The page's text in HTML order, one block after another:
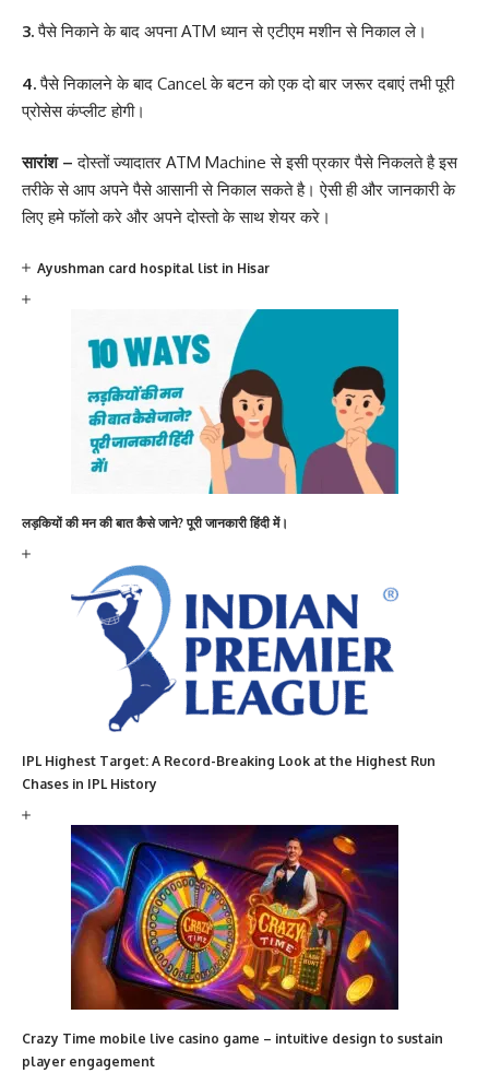
3.पैसे निकाने के बाद अपना ATM ध्यान से एटीएम मशीन से निकाल ले।
4.पैसे निकालने के बाद Cancel के बटन को एक दो बार जरूर दबाएं तभी पूरी
प्रोसेस कंप्लीट होगी।
सारांश – दोस्तों ज्यादातर ATM Machine से इसी प्रकार पैसे निकलते है इस
तरीके से आप अपने पैसे आसानी से निकाल सकते है। ऐसी ही और जानकारी के
लिए हमे फॉलो करे और अपने दोस्तो के साथ शेयर करे।
Ayushman card hospital list in Hisar
लड़कियों की मन की बात कैसे जाने? पूरी जानकारी हिंदी में।
IPL Highest Target: A Record-Breaking Look at the Highest Run
Chases in IPL History
Crazy Time mobile live casino game – intuitive design to sustain
player engagement